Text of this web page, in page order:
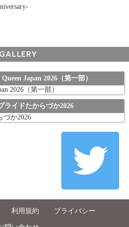
GALLERY
Japan 2026（第一部）
ライドたからづか2026
利用規約 プライバシー